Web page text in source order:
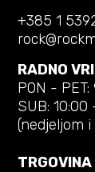
+385 1
RADNO
PON -
SUB: 10:00
(nedjeljom
TRGOVINA